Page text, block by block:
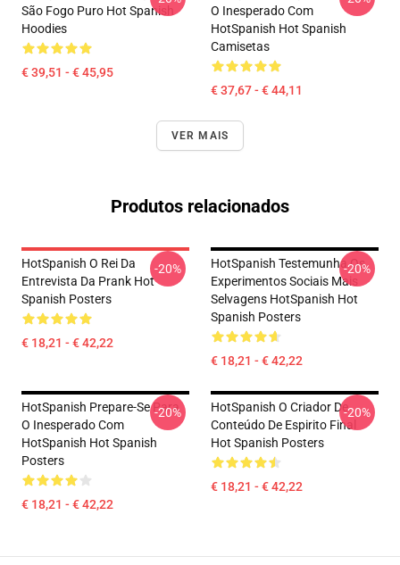
São Fogo Puro Hot Spanish
Hoodies
€ 39,51 - € 45,95
O Inesperado Com
HotSpanish Hot Spanish
Camisetas
€ 37,67 - € 44,11
VER MAIS
Produtos relacionados
HotSpanish O Rei Da
Entrevista Da Prank Hot
Spanish Posters
€ 18,21 - € 42,22
-20%
HotSpanish Testemunha Os
Experimentos Sociais Mais
Selvagens HotSpanish Hot
Spanish Posters
€ 18,21 - € 42,22
-20%
HotSpanish Prepare-Se Para
O Inesperado Com
HotSpanish Hot Spanish
Posters
€ 18,21 - € 42,22
-20%
HotSpanish O Criador De
Conteúdo De Espirito Final
Hot Spanish Posters
€ 18,21 - € 42,22
-20%